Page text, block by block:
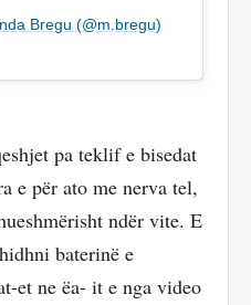
Bregu (@m.bregu)
pa teklif e bisedat
e për ato me nerva tel,
ndër vite. E
baterinë e
et ne ëa- it e nga video